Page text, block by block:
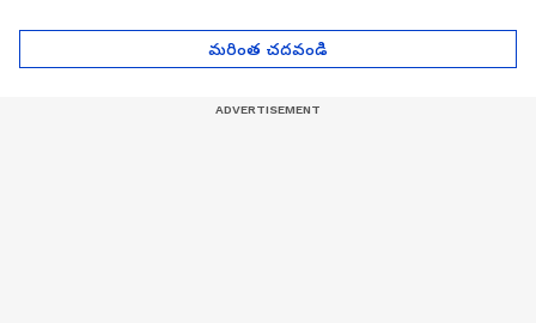
మరింత చదవండి